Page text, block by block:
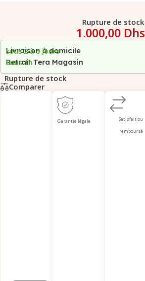
Rupture de stock
1.000,00 Dhs
Livraison à domicile
sous 2 à 5 jours
Retrait Tera Magasin
Sous 1h
Rupture de stock
Comparer
Garantie légale
Satisfait ou
remboursé